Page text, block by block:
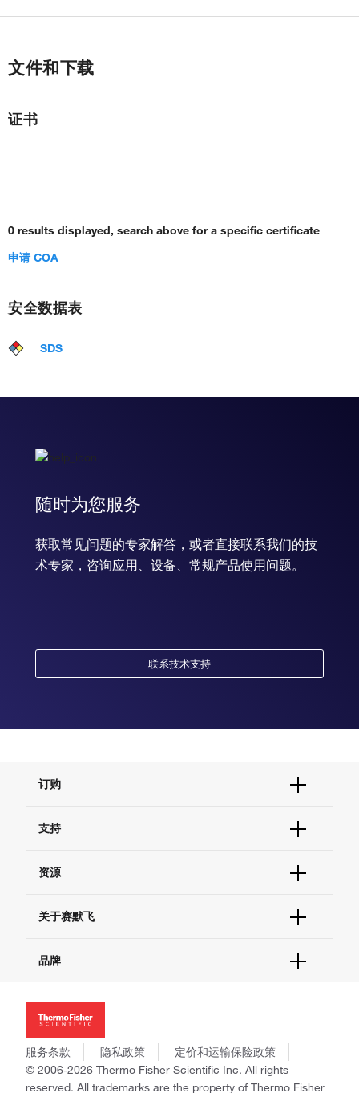
文件和下载
证书
0 results displayed, search above for a specific certificate
申请 COA
安全数据表
SDS
随时为您服务
获取常见问题的专家解答，或者直接联系我们的技
术专家，咨询应用、设备、常规产品使用问题。
联系技术支持
订购
订单支持
现货供应中心
支持
联系我们 - 400 820 8982
查找文件&证书
资源
促销
社交媒体
关于赛默飞
招聘
新闻
社会责任
商标
政策和通知
品牌
Applied Biosystems
Invitrogen
Gibco
Ion Torrent
Unity Lab Services
服务条款 隐私政策
定价和运输保险政策
© 2006-2026 Thermo Fisher Scientific Inc. All rights
reserved. All trademarks are the property of Thermo Fisher